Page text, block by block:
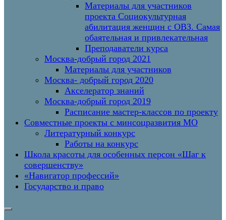
Материалы для участников
проекта Социокультурная
абилитация женщин с ОВЗ. Самая
обаятельная и привлекательная
Преподаватели курса
Москва-добрый город 2021
Материалы для участников
Москва- добрый город 2020
Акселератор знаний
Москва-добрый город 2019
Расписание мастер-классов по проекту
Совместные проекты с минсоцразвития МО
Литературный конкурс
Работы на конкурс
Школа красоты для особенных персон «Шаг к
совершенству»
«Навигатор профессий»
Государство и право